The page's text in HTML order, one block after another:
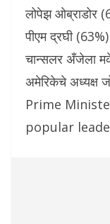
लोपेझ ओब्राडोर
पीएम द्रघी
चान्सलर अँजेला
अमेरिकेचे अध्यक्ष
Prime
popular